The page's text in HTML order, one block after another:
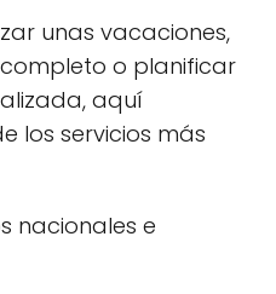
unas vacaciones,
o planificar
aquí
los servicios más
nacionales e